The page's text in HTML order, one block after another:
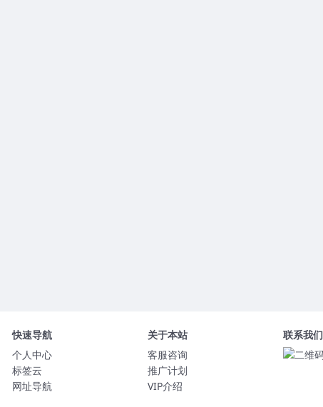
快速导航
个人中心
标签云
网址导航
关于本站
客服咨询
推广计划
VIP介绍
联系我们